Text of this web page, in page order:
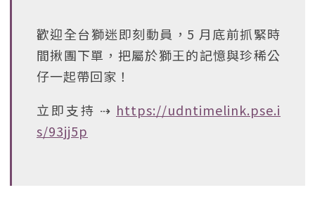
歡迎全台獅迷即刻動員，5 月底前抓緊時
間揪團下單，把屬於獅王的記憶與珍稀公
仔一起帶回家！
立即支持 ⇢ https://udntimelink.pse.i
s/93jj5p